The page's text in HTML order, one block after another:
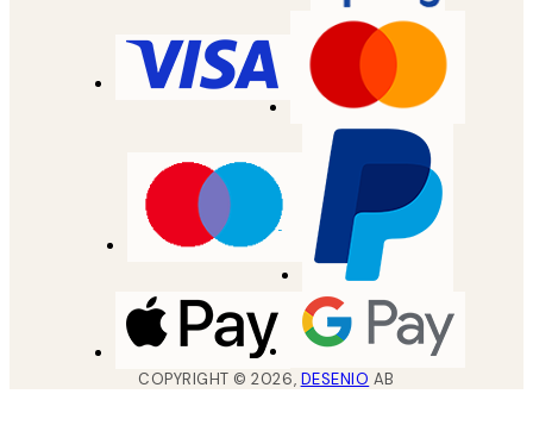
COPYRIGHT ©2026, DESENIO AB